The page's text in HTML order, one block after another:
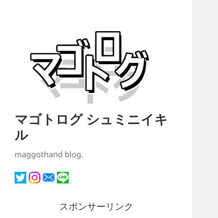
マゴトログ シュミニイキ
ル
maggothand blog.
スポンサーリンク